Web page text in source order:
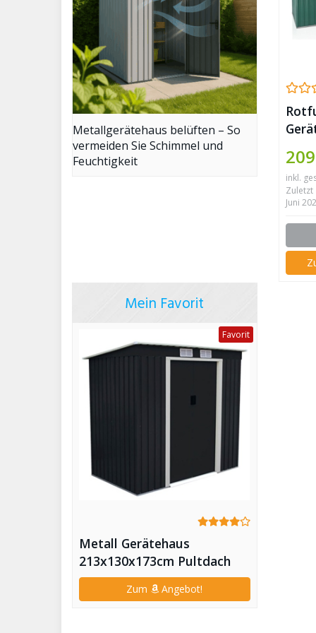
238
inkl.
Zuletzt
Juni
Metallgerätehaus belüften – So
vermeiden Sie Schimmel und
Feuchtigkeit
Mein Favorit
Favorit
Metall Gerätehaus
213x130x173cm Pultdach
(Grau)
Zum Angebot!